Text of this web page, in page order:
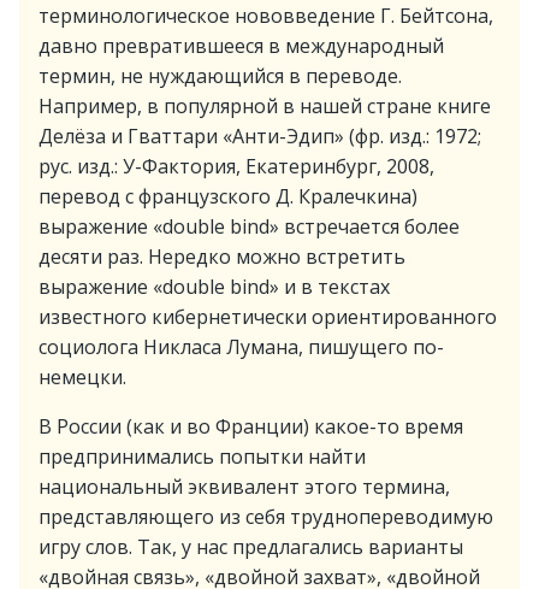
терминологическое нововведение Г. Бейтсона,
давно превратившееся в международный
термин, не нуждающийся в переводе.
Например, в популярной в нашей стране книге
Делёза и Гваттари «Анти-Эдип» (фр. изд.: 1972;
рус. изд.: У-Фактория, Екатеринбург, 2008,
перевод с французского Д. Кралечкина)
выражение «double bind» встречается более
десяти раз. Нередко можно встретить
выражение «double bind» и в текстах
известного кибернетически ориентированного
социолога Никласа Лумана, пишущего по-
немецки.
В России (как и во Франции) какое-то время
предпринимались попытки найти
национальный эквивалент этого термина,
представляющего из себя труднопереводимую
игру слов. Так, у нас предлагались варианты
«двойная связь», «двойной захват», «двойной